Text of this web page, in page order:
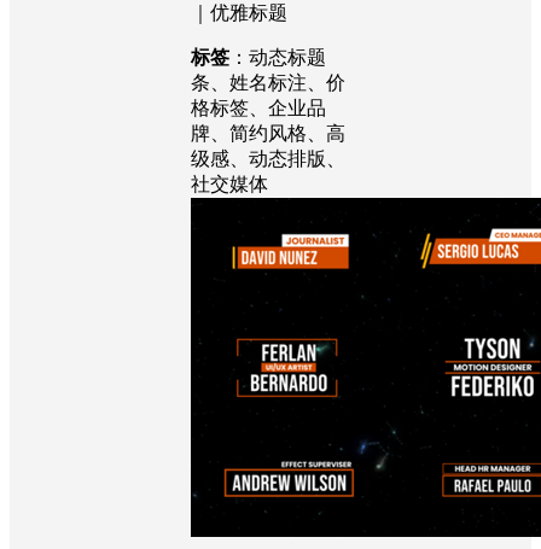
｜优雅标题
标签 ：动态标题
条、姓名标注、价
格标签、企业品
牌、简约风格、高
级感、动态排版、
社交媒体